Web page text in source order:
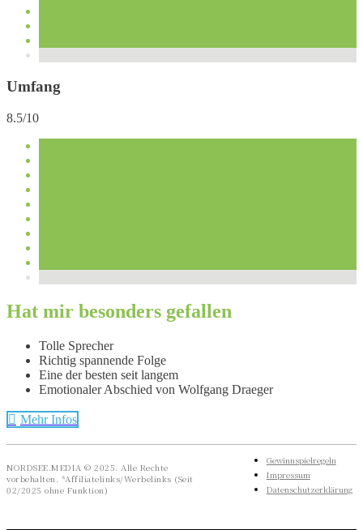
Umfang
8.5/10
Hat mir besonders gefallen
Tolle Sprecher
Richtig spannende Folge
Eine der besten seit langem
Emotionaler Abschied von Wolfgang Draeger
Mehr Infos
NORDSEE.MEDIA © 2025. Alle Rechte
vorbehalten. *Affiliatelinks/Werbelinks (Seit
02/2025 ohne Funktion)
Gewinnspielregeln
Impressum
Datenschutzerklärung